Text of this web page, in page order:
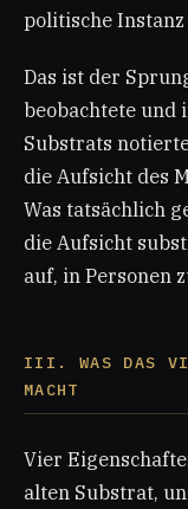
politische
Das ist der
beobachtete und
Substrats
die Aufsicht des
Was tatsächlich
die Aufsicht
auf, in Personen
III. WAS DAS
MACHT
Vier
alten Substrat,